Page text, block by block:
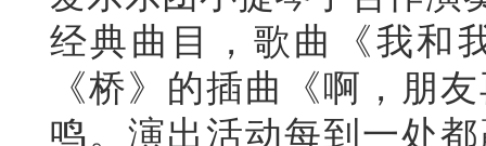
经典曲目，歌曲《我和
《桥》的插曲《啊，朋
鸣。演出活动每到一处